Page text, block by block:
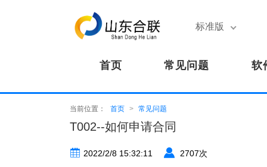
标准版
首页 常见问题 软
当前位置： 首页 > 常见问题
T002--如何申请合同
2022/2/8 15:32:11 2707次